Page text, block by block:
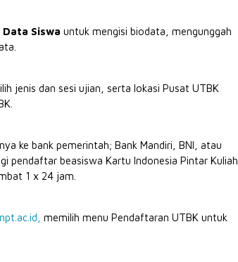
Siswa untuk mengisi biodata, mengunggah
jenis dan sesi ujian, serta lokasi Pusat UTBK
ke bank pemerintah; Bank Mandiri, BNI, atau
pendaftar beasiswa Kartu Indonesia Pintar Kuliah
1 x 24 jam.
memilih menu Pendaftaran UTBK untuk